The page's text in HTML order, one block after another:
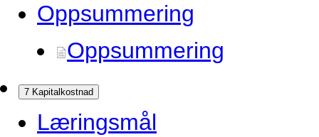
Oppsummering
Oppsummering
7 Kapitalkostnad
Læringsmål